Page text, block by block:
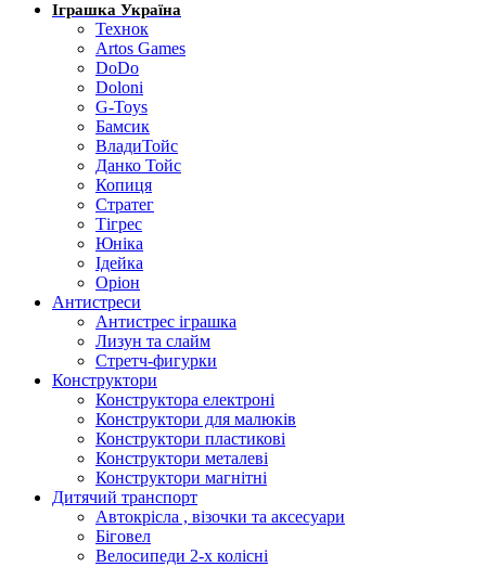
Іграшка Україна
Технок
Artos Games
DoDo
Doloni
G-Toys
Бамсик
ВладиТойс
Данко Тойс
Копиця
Стратег
Тігрес
Юніка
Ідейка
Оріон
Антистреси
Антистрес іграшка
Лизун та слайм
Стретч-фигурки
Конструктори
Конструктора електроні
Конструктори для малюків
Конструктори пластикові
Конструктори металеві
Конструктори магнітні
Дитячий транспорт
Автокрісла , візочки та аксесуари
Біговел
Велосипеди 2-х колісні